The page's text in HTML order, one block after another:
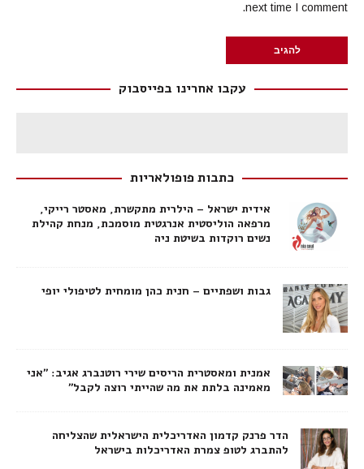
next time I comment.
עקבו אחרינו בפייסבוק
כתבות פופולאריות
אידית ישראל – הילרית מתקשרת, מאסטר רייקי,
מרפאה הוליסטית אנרגטית מוסמכת, מנחת קהילת
נשים רוקדות בשיטת ניה
גבות ושפתיים – חנית כהן מומחית לטיפולי יופי
אמנית ומאסטרית הריסים שירי רוטנברג אגיב: ״אני
מאמינה בלתת את מה שהייתי רוצה לקבל״
הדר פרנק קדמון האדריכלית הישראלית שהצליחה
להתברג לטופ צמרת האדריכלות בישראל